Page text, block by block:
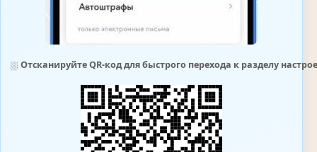
⛆Отсканируйте QR-код для быстрого перехода к разделу